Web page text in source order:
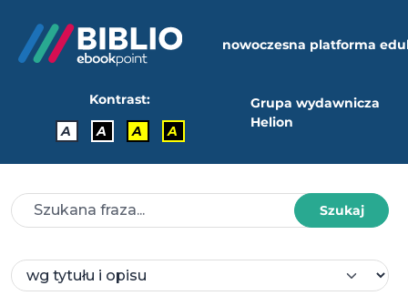
nowoczesna platforma
Kontrast:
A
A A A
Grupa wydawnicza
Helion
Szukaj